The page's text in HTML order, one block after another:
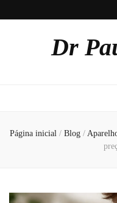
Dr
Página inicial / Blog /